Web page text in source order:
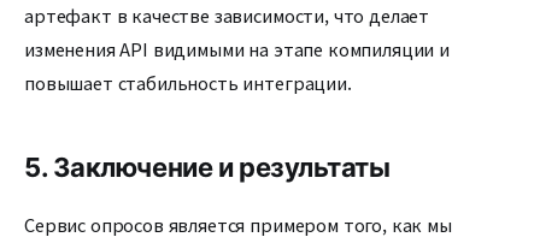
артефакт в качестве зависимости, что делает
изменения API видимыми на этапе компиляции и
повышает стабильность интеграции.
5. Заключение и результаты
Сервис опросов является примером того, как мы